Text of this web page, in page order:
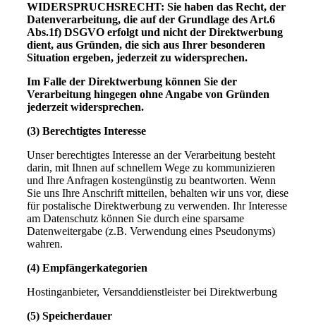
WIDERSPRUCHSRECHT: Sie haben das Recht, der
Datenverarbeitung, die auf der Grundlage des Art.6
Abs.1f) DSGVO erfolgt und nicht der Direktwerbung
dient, aus Gründen, die sich aus Ihrer besonderen
Situation ergeben, jederzeit zu widersprechen.
Im Falle der Direktwerbung können Sie der
Verarbeitung hingegen ohne Angabe von Gründen
jederzeit widersprechen.
(3) Berechtigtes Interesse
Unser berechtigtes Interesse an der Verarbeitung besteht
darin, mit Ihnen auf schnellem Wege zu kommunizieren
und Ihre Anfragen kostengünstig zu beantworten. Wenn
Sie uns Ihre Anschrift mitteilen, behalten wir uns vor, diese
für postalische Direktwerbung zu verwenden. Ihr Interesse
am Datenschutz können Sie durch eine sparsame
Datenweitergabe (z.B. Verwendung eines Pseudonyms)
wahren.
(4) Empfängerkategorien
Hostinganbieter, Versanddienstleister bei Direktwerbung
(5) Speicherdauer